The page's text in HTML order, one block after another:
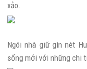
xảo.
Ngôi nhà giữ gìn nét
sống mới với những chi